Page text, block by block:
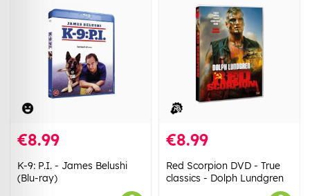
€8.99
K-9: P.I. - James Belushi
(Blu-ray)
€8.99
Red Scorpion DVD - True
classics - Dolph Lundgren